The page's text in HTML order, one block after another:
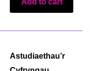
Astudiaethau’r